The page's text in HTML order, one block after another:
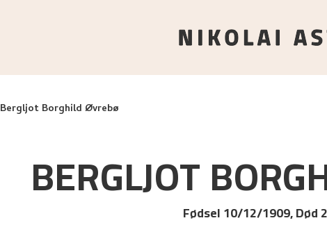
Bergljot Borghild Øvrebø
BERGLJOT
Fødsel 10/12/1909, Død